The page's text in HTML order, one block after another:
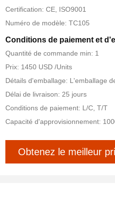
Certification: CE, ISO9001
Numéro de modèle: TC105
Conditions de paiement et
Quantité de commande min: 1
Prix: 1450 USD /Units
Détails d'emballage: L'emballage
Délai de livraison: 25 jours
Conditions de paiement: L/C, T/T
Capacité d'approvisionnement:
Obtenez le meilleur